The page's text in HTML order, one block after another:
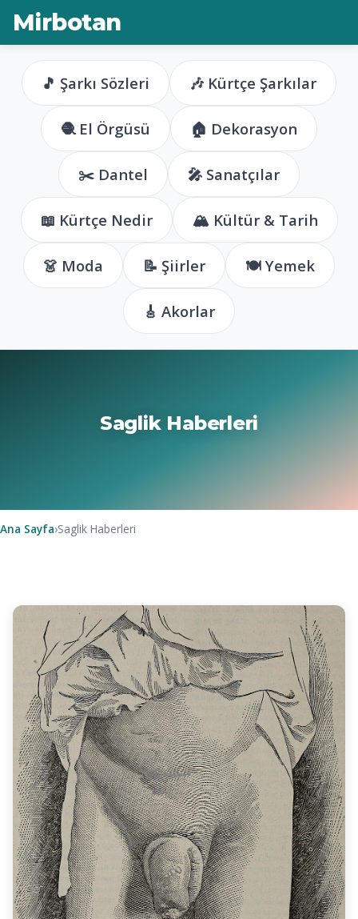
Mirbotan
🎵 Şarkı Sözleri 🎶 Kürtçe Şarkılar
🧶 El Örgüsü 🏠 Dekorasyon
✂️ Dantel 🎤 Sanatçılar
📖 Kürtçe Nedir 🏔️ Kültür & Tarih
👗 Moda 📝 Şiirler 🍽️ Yemek
🎸 Akorlar
Saglik Haberleri
Ana Sayfa›Saglik Haberleri